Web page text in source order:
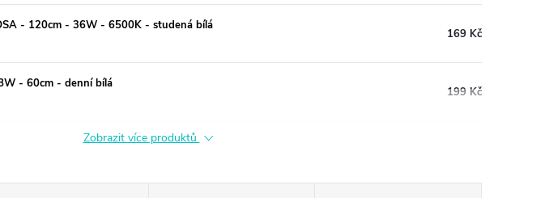
- 120cm - 36W - 6500K - studená bílá
169 Kč
- 60cm - denní bílá
199 Kč
Zobrazit více produktů